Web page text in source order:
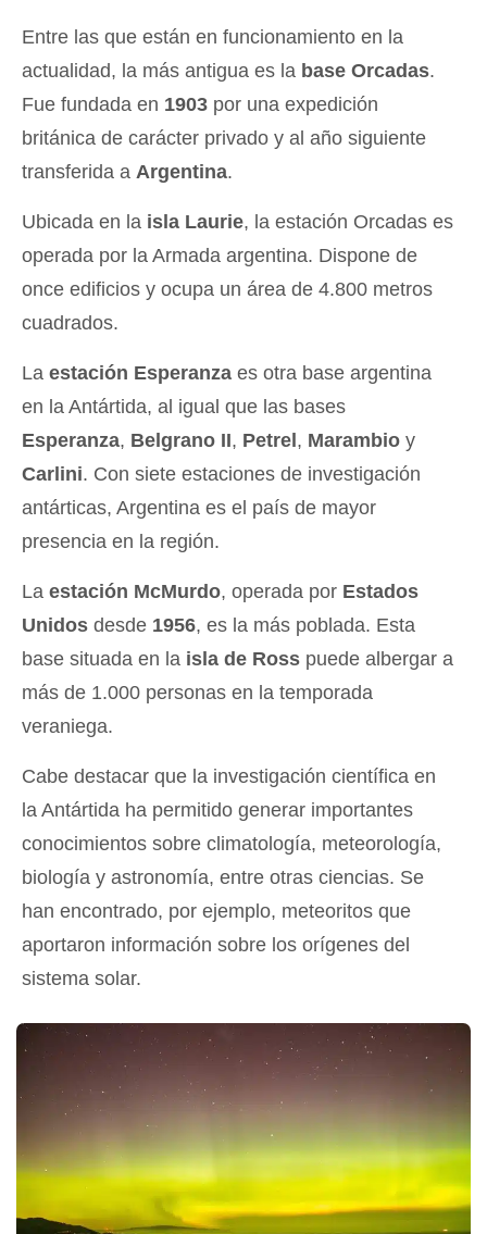
Entre las que están en funcionamiento en la
actualidad, la más antigua es la base Orcadas.
Fue fundada en 1903 por una expedición
británica de carácter privado y al año siguiente
transferida a Argentina.
Ubicada en la isla Laurie, la estación Orcadas es
operada por la Armada argentina. Dispone de
once edificios y ocupa un área de 4.800 metros
cuadrados.
La estación Esperanza es otra base argentina
en la Antártida, al igual que las bases
Esperanza, Belgrano II, Petrel , Marambio y
Carlini. Con siete estaciones de investigación
antárticas, Argentina es el país de mayor
presencia en la región.
La estación McMurdo, operada por Estados
Unidos desde 1956, es la más poblada. Esta
base situada en la isla de Ross puede albergar a
más de 1.000 personas en la temporada
veraniega.
Cabe destacar que la investigación científica en
la Antártida ha permitido generar importantes
conocimientos sobre climatología, meteorología,
biología y astronomía, entre otras ciencias. Se
han encontrado, por ejemplo, meteoritos que
aportaron información sobre los orígenes del
sistema solar.